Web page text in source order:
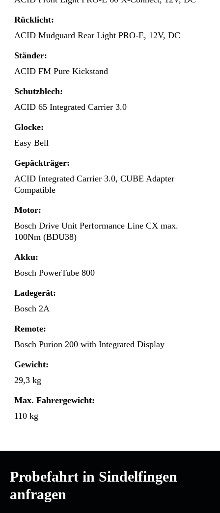
Rücklicht:
ACID Mudguard Rear Light PRO-E, 12V, DC
Ständer:
ACID FM Pure Kickstand
Schutzblech:
ACID 65 Integrated Carrier 3.0
Glocke:
Easy Bell
Gepäckträger:
ACID Integrated Carrier 3.0, CUBE Adapter
Compatible
Motor:
Bosch Drive Unit Performance Line CX max.
100Nm (BDU38)
Akku:
Bosch PowerTube 800
Ladegerät:
Bosch 2A
Remote:
Bosch Purion 200 with Integrated Display
Gewicht:
29,3 kg
Max. Fahrergewicht:
110 kg
Probefahrt in Sindelfingen
anfragen